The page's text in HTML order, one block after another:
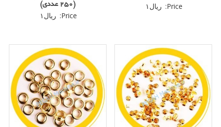
Price: ریال ۱
(250 عددی)
Price: ریال ۱